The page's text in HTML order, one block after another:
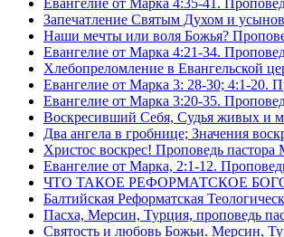
Запечатление Святым Духом и
Наши мечты или воля Божья?
Евангелие от Марка 4:21-34.
Хлебопреломление в Евангельской
Евангелие от Марка 3: 28-30; 4:1-20.
Евангелие от Марка 3:20-35.
Воскресивший Себя, Судья живых и
Два ангела в гробнице; Значения
Христос воскрес! Проповедь
Евангелие от Марка, 2:1-12.
ЧТО ТАКОЕ РЕФОРМАТСКОЕ
Балтийская Реформатская
Пасха, Мерсин, Турция, проповедь
Святость и любовь Божьи. Мерсин,